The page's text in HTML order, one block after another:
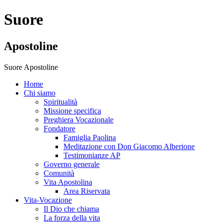
Suore
Apostoline
Suore Apostoline
Home
Chi siamo
Spiritualità
Missione specifica
Preghiera Vocazionale
Fondatore
Famiglia Paolina
Meditazione con Don Giacomo Alberione
Testimonianze AP
Governo generale
Comunità
Vita Apostolina
Area Riservata
Vita-Vocazione
Il Dio che chiama
La forza della vita